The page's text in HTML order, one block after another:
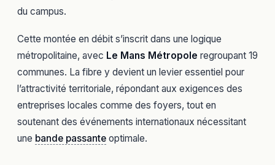
du campus.
Cette montée en débit s’inscrit dans une logique
métropolitaine, avec Le Mans Métropole regroupant 19
communes. La fibre y devient un levier essentiel pour
l’attractivité territoriale, répondant aux exigences des
entreprises locales comme des foyers, tout en
soutenant des événements internationaux nécessitant
une bande passante optimale.